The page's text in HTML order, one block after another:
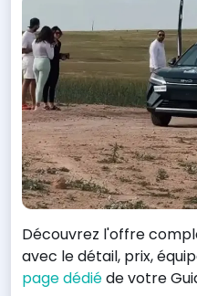
Découvrez l'offre
avec le détail, prix,
page dédiéde votre